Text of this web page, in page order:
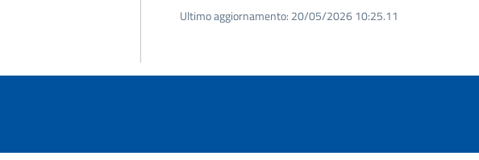
Ultimo aggiornamento: 20/05/2026 10:25.11